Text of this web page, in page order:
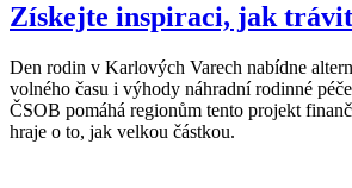
Získejte inspiraci, jak trávit
Den rodin v Karlových Varech nabídne
volného času i výhody náhradní rodinné
ČSOB pomáhá regionům tento projekt
hraje o to, jak velkou částkou.